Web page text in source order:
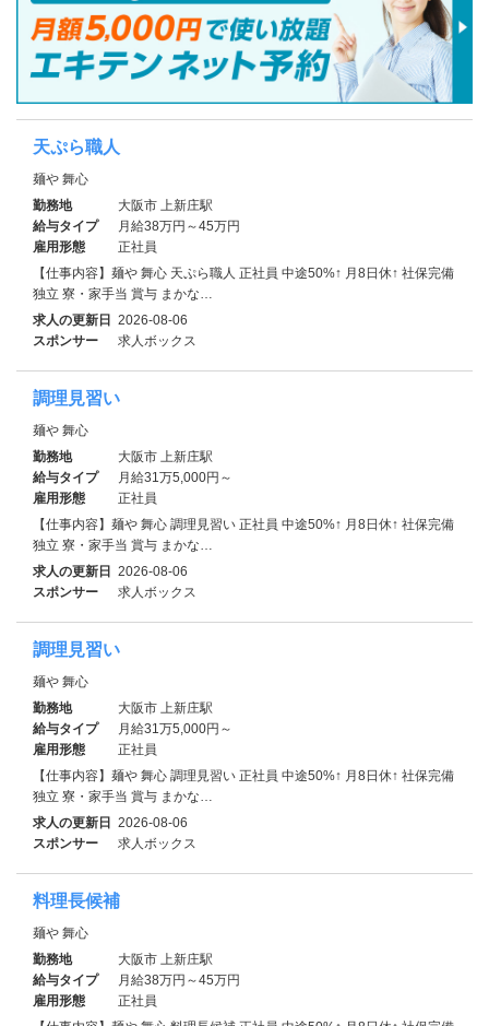
天ぷら職人
麺や 舞心
勤務地
大阪市 上新庄駅
給与タイプ
月給38万円～45万円
雇用形態
正社員
【仕事内容】麺や 舞心 天ぷら職人 正社員 中途50%↑ 月8日休↑ 社保完備
独立 寮・家⼿当 賞与 まかな…
求人の更新日 2026-08-06
スポンサー
求人ボックス
調理見習い
麺や 舞心
勤務地
大阪市 上新庄駅
給与タイプ
月給31万5,000円～
雇用形態
正社員
【仕事内容】麺や 舞心 調理見習い 正社員 中途50%↑ 月8日休↑ 社保完備
独立 寮・家⼿当 賞与 まかな…
求人の更新日 2026-08-06
スポンサー
求人ボックス
調理見習い
麺や 舞心
勤務地
大阪市 上新庄駅
給与タイプ
月給31万5,000円～
雇用形態
正社員
【仕事内容】麺や 舞心 調理見習い 正社員 中途50%↑ 月8日休↑ 社保完備
独立 寮・家⼿当 賞与 まかな…
求人の更新日 2026-08-06
スポンサー
求人ボックス
料理長候補
麺や 舞心
勤務地
大阪市 上新庄駅
給与タイプ
月給38万円～45万円
雇用形態
正社員